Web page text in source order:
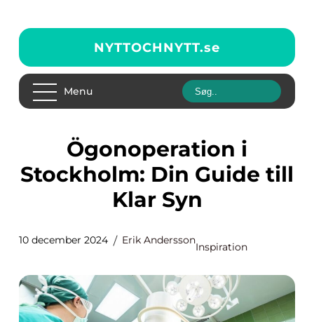
NYTTOCHNYTT.se
Menu
Ögonoperation i
Stockholm: Din Guide till
Klar Syn
10 december 2024 Erik Andersson
Inspiration